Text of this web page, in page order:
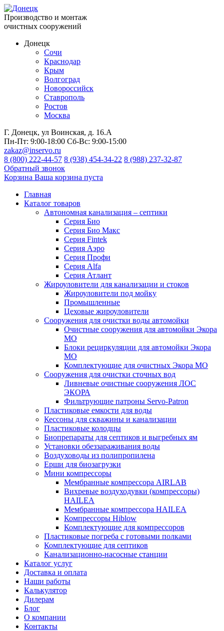
Производство и монтаж
очистных сооружений
Донецк
Сочи
Краснодар
Крым
Волгоград
Новороссийск
Ставрополь
Ростов
Москва
Г. Донецк, ул Воинская, д. 16.А
Пн-Пт: 9:00-18:00 Сб-Вс: 9:00-15:00
zakaz@inservo.ru
8 (800) 222-44-57 8 (938) 454-34-22 8 (988) 237-32-87
Обратный звонок
Корзина Ваша корзина пуста
Главная
Каталог товаров
Автономная канализация – септики
Серия Био
Серия Био Макс
Серия Fintek
Серия Аэро
Серия Профи
Серия Alfa
Серия Атлант
Жироуловители для канализации и стоков
Жироуловители под мойку
Промышленные
Цеховые жироуловители
Сооружения для очистки воды автомойки
Очистные сооружения для автомойки Экора
МО
Блоки рециркуляции для автомойки Экора
МО
Комплектующие для очистных Экора МО
Сооружения для очистки сточных вод
Ливневые очистные сооружения ЛОС
ЭКОРА
Фильтрующие патроны Servo-Patron
Пластиковые емкости для воды
Кессоны для скважины и канализации
Пластиковые колодцы
Биопрепараты для септиков и выгребных ям
Установки обеззараживания воды
Воздуховоды из полипропилена
Ерши для биозагрузки
Мини компрессоры
Мембранные компрессора AIRLAB
Вихревые воздуходувки (компрессоры)
HAILEA
Мембранные компрессора HAILEA
Компрессоры Hiblow
Комплектующие для компрессоров
Пластиковые погреба с готовыми полками
Комплектующие для септиков
Канализационно-насосные станции
Каталог услуг
Доставка и оплата
Наши работы
Калькулятор
Дилерам
Блог
О компании
Контакты